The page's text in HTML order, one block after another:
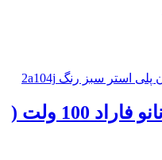
خازن پلی استر 100 نانو فاراد 100 ولت (